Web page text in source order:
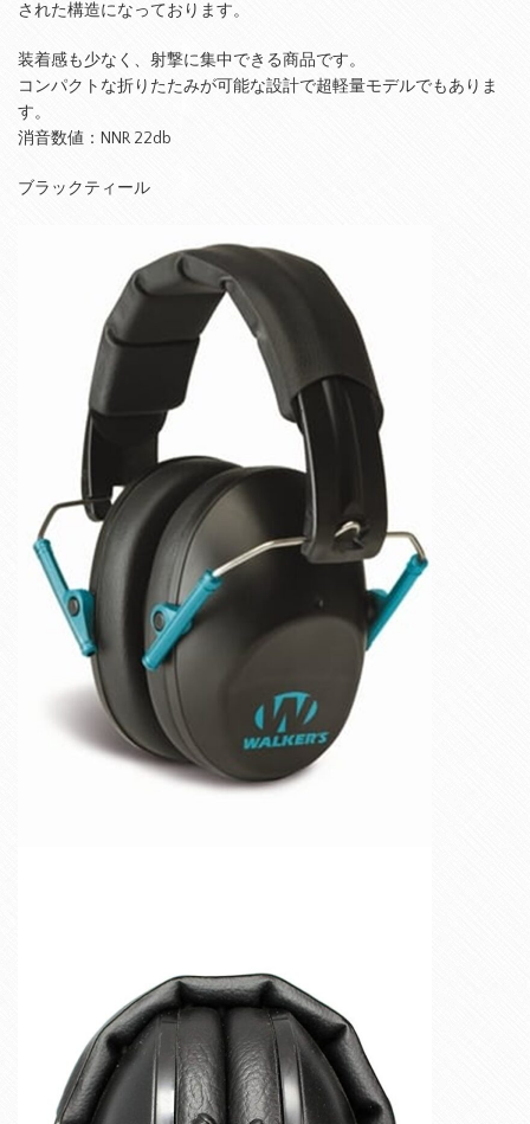
された構造になっております。
装着感も少なく、射撃に集中できる商品です。
コンパクトな折りたたみが可能な設計で超軽量モデルでもありま
す。
消音数値：NNR 22db
ブラックティール